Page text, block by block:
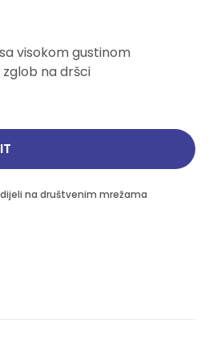
visokom gustinom
na dršci
na društvenim mrežama